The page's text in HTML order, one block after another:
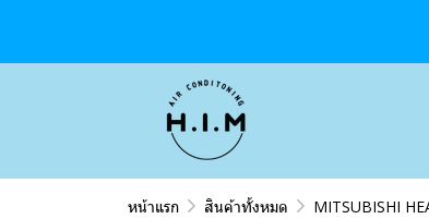
หน้าแรก สินค้าทั้งหมด MITSUBISHI